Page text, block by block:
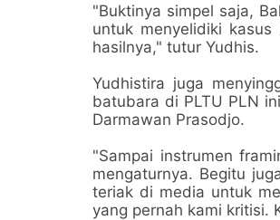
"Buktinya simpel saja,
untuk menyelidiki
hasilnya," tutur Yudhis.
Yudhistira juga
batubara di PLTU PLN
Darmawan Prasodjo.
"Sampai instrumen
mengaturnya. Begitu
teriak di media untuk
yang pernah kami kritisi.